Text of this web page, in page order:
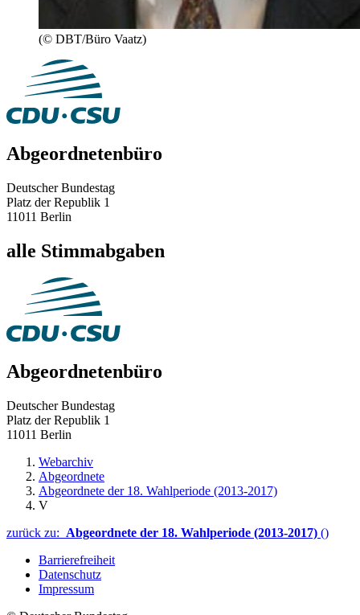
(© DBT/Büro Vaatz)
Abgeordnetenbüro
Deutscher Bundestag
Platz der Republik 1
11011 Berlin
alle Stimmabgaben
Abgeordnetenbüro
Deutscher Bundestag
Platz der Republik 1
11011 Berlin
Webarchiv
Abgeordnete
Abgeordnete der 18. Wahlperiode (2013-2017)
V
zurück zu: Abgeordnete der 18. Wahlperiode (2013-2017) ()
Barrierefreiheit
Datenschutz
Impressum